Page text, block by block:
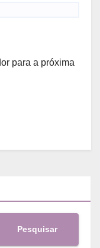
para a próxima
Pesquisar